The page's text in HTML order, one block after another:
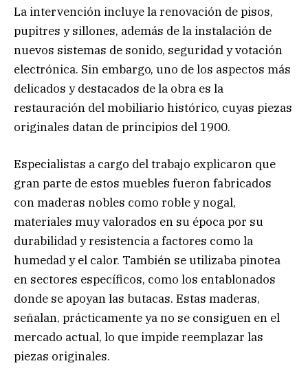
La intervención incluye la renovación de pisos,
pupitres y sillones, además de la instalación de
nuevos sistemas de sonido, seguridad y votación
electrónica. Sin embargo, uno de los aspectos más
delicados y destacados de la obra es la
restauración del mobiliario histórico, cuyas piezas
originales datan de principios del 1900.
Especialistas a cargo del trabajo explicaron que
gran parte de estos muebles fueron fabricados
con maderas nobles como roble y nogal,
materiales muy valorados en su época por su
durabilidad y resistencia a factores como la
humedad y el calor. También se utilizaba pinotea
en sectores específicos, como los entablonados
donde se apoyan las butacas. Estas maderas,
señalan, prácticamente ya no se consiguen en el
mercado actual, lo que impide reemplazar las
piezas originales.